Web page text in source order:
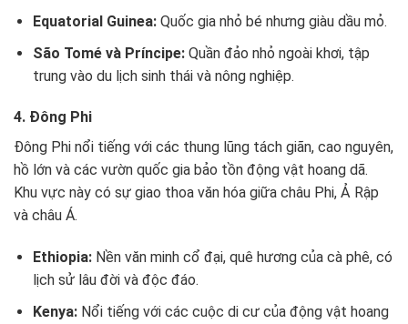
Equatorial Guinea:Quốc gia nhỏ bé nhưng giàu dầu mỏ.
São Tomé và Príncipe:Quần đảo nhỏ ngoài khơi, tập
trung vào du lịch sinh thái và nông nghiệp.
4. Đông Phi
Đông Phi nổi tiếng với các thung lũng tách giãn, cao nguyên,
hồ lớn và các vườn quốc gia bảo tồn động vật hoang dã.
Khu vực này có sự giao thoa văn hóa giữa châu Phi, Ả Rập
và châu Á.
Ethiopia:Nền văn minh cổ đại, quê hương của cà phê, có
lịch sử lâu đời và độc đáo.
Kenya:Nổi tiếng với các cuộc di cư của động vật hoang